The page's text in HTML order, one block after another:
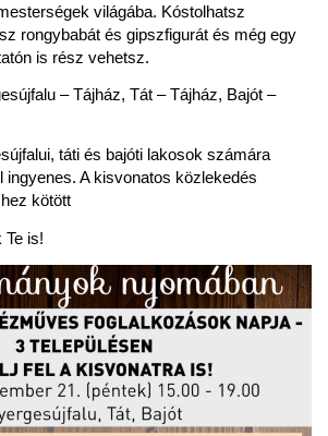
világába. Kóstolhatsz
rongybabát és gipszfigurát és még egy
is rész vehetsz.
– Tájház, Tát – Tájház, Bajót –
táti és bajóti lakosok számára
ingyenes. A kisvonatos közlekedés
kötött
is!